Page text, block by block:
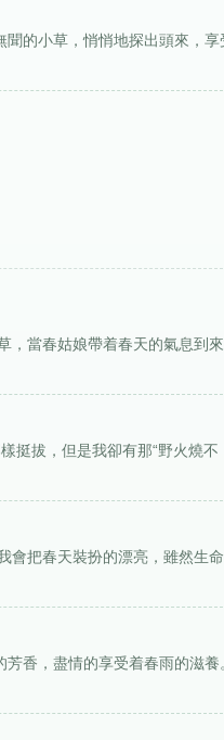
的小草，悄悄地探出頭來，享
，當春姑娘帶着春天的氣息到來
挺拔，但是我卻有那“野火燒不
會把春天裝扮的漂亮，雖然生
香，盡情的享受着春雨的滋養